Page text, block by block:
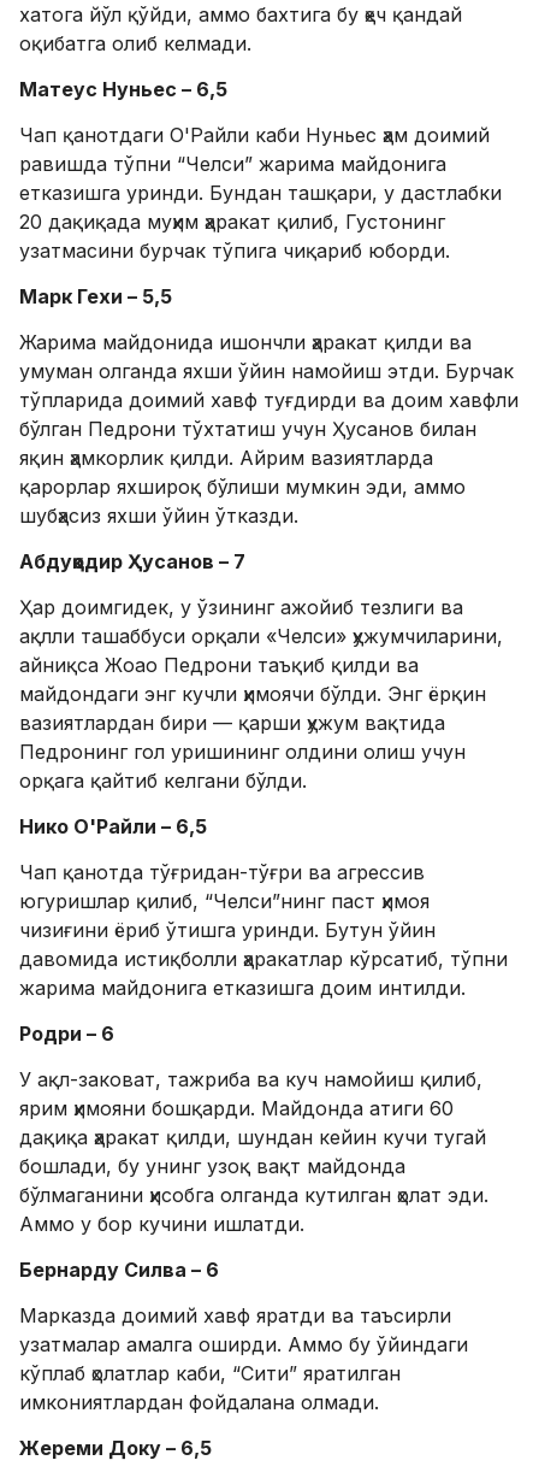
хатога йўл қўйди, аммо бахтига бу ҳеч қандай
оқибатга олиб келмади.
Матеус Нуньес – 6,5
Чап қанотдаги О'Райли каби Нуньес ҳам доимий
равишда тўпни “Челси” жарима майдонига
етказишга уринди. Бундан ташқари, у дастлабки
20 дақиқада муҳим ҳаракат қилиб, Густонинг
узатмасини бурчак тўпига чиқариб юборди.
Марк Гехи – 5,5
Жарима майдонида ишончли ҳаракат қилди ва
умуман олганда яхши ўйин намойиш этди. Бурчак
тўпларида доимий хавф туғдирди ва доим хавфли
бўлган Педрони тўхтатиш учун Ҳусанов билан
яқин ҳамкорлик қилди. Айрим вазиятларда
қарорлар яхшироқ бўлиши мумкин эди, аммо
шубҳасиз яхши ўйин ўтказди.
Абдуқодир Ҳусанов – 7
Ҳар доимгидек, у ўзининг ажойиб тезлиги ва
ақлли ташаббуси орқали «Челси» ҳужумчиларини,
айниқса Жоао Педрони таъқиб қилди ва
майдондаги энг кучли ҳимоячи бўлди. Энг ёрқин
вазиятлардан бири — қарши ҳужум вақтида
Педронинг гол уришининг олдини олиш учун
орқага қайтиб келгани бўлди.
Нико О'Райли – 6,5
Чап қанотда тўғридан-тўғри ва агрессив
югуришлар қилиб, “Челси”нинг паст ҳимоя
чизиғини ёриб ўтишга уринди. Бутун ўйин
давомида истиқболли ҳаракатлар кўрсатиб, тўпни
жарима майдонига етказишга доим интилди.
Родри – 6
У ақл-заковат, тажриба ва куч намойиш қилиб,
ярим ҳимояни бошқарди. Майдонда атиги 60
дақиқа ҳаракат қилди, шундан кейин кучи тугай
бошлади, бу унинг узоқ вақт майдонда
бўлмаганини ҳисобга олганда кутилган ҳолат эди.
Аммо у бор кучини ишлатди.
Бернарду Силва – 6
Марказда доимий хавф яратди ва таъсирли
узатмалар амалга оширди. Аммо бу ўйиндаги
кўплаб ҳолатлар каби, “Сити” яратилган
имкониятлардан фойдалана олмади.
Жереми Доку – 6,5